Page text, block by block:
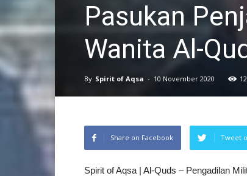
Pasukan
Wanita Al-
By Spirit of Aqsa - 10 November 2020
Share on Facebook Tweet
Spirit of Aqsa | Al-Quds – Pengadilan